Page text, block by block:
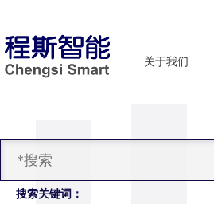
关于我们
搜索关键词：